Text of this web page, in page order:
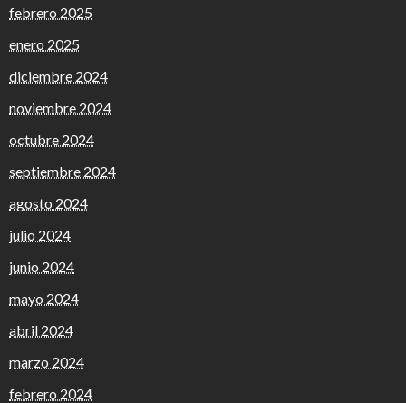
febrero 2025
enero 2025
diciembre 2024
noviembre 2024
octubre 2024
septiembre 2024
agosto 2024
julio 2024
junio 2024
mayo 2024
abril 2024
marzo 2024
febrero 2024